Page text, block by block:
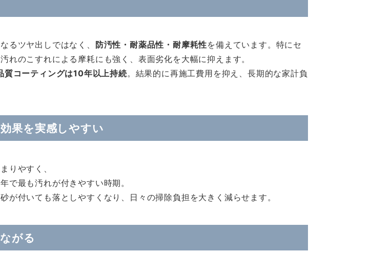
るツヤ出しではなく、 防汚性・耐薬品性・耐摩耗性を備えています。特にセ
のこすれによる摩耗にも強く、表面劣化を大幅に抑えます。
質コーティングは10年以上持続。結果的に再施工費用を抑え、長期的な家計負
果を実感しやすい
りやすく、
で最も汚れが付きやすい時期。
が付いても落としやすくなり、日々の掃除負担を大きく減らせます。
がる